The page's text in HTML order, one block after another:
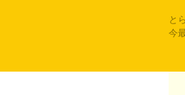
と
今